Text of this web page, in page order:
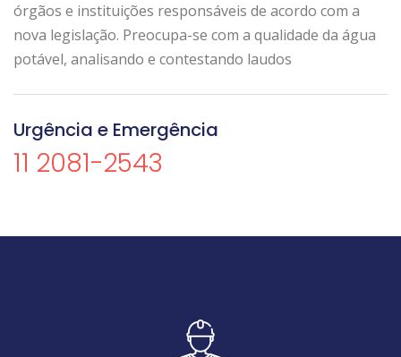
órgãos e instituições responsáveis de acordo com a
nova legislação. Preocupa-se com a qualidade da água
potável, analisando e contestando laudos
Urgência e Emergência
11 2081-2543